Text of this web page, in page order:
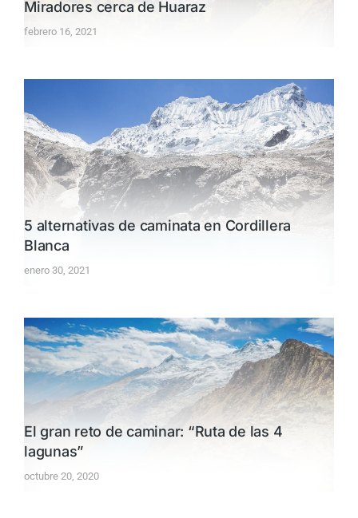
Miradores cerca de Huaraz
febrero 16, 2021
5 alternativas de caminata en Cordillera
Blanca
enero 30, 2021
El gran reto de caminar: “Ruta de las 4
lagunas”
octubre 20, 2020